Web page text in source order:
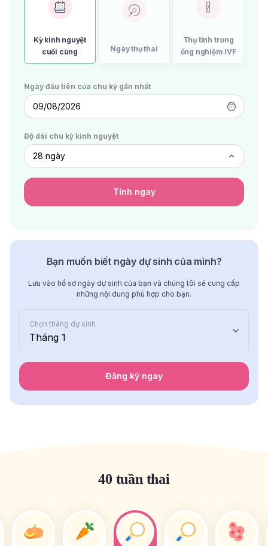
Kỳ kinh nguyệt
cuối cùng
Ngày thụ thai
Thụ tinh trong
ống nghiệm IVF
Ngày đầu tiên của chu kỳ gần nhất
09/08/2026
Độ dài chu kỳ kinh nguyệt
Tính ngay
Bạn muốn biết ngày dự sinh của mình?
Lưu vào hồ sơ ngày dự sinh của bạn và chúng tôi sẽ cung cấp
những nội dung phù hợp cho bạn.
Chọn tháng dự sinh
Tháng 1
Đăng ký ngay
40 tuần thai